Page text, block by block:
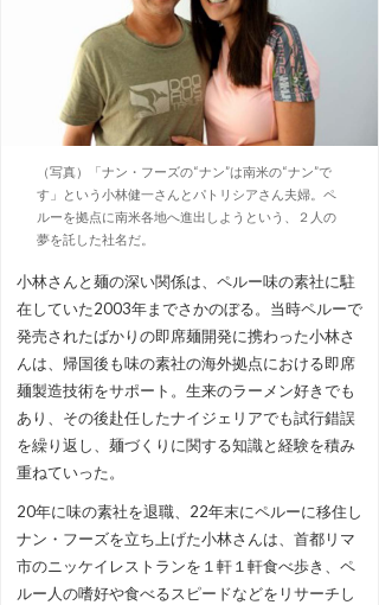
（写真）「ナン・フーズの“ナン”は南米の“ナン”で
す」という小林健一さんとパトリシアさん夫婦。ペ
ルーを拠点に南米各地へ進出しようという、２人の
夢を託した社名だ。
小林さんと麺の深い関係は、ペルー味の素社に駐
在していた2003年までさかのぼる。当時ペルーで
発売されたばかりの即席麺開発に携わった小林さ
んは、帰国後も味の素社の海外拠点における即席
麺製造技術をサポート。生来のラーメン好きでも
あり、その後赴任したナイジェリアでも試行錯誤
を繰り返し、麺づくりに関する知識と経験を積み
重ねていった。
20年に味の素社を退職、22年末にペルーに移住し
ナン・フーズを立ち上げた小林さんは、首都リマ
市のニッケイレストランを１軒１軒食べ歩き、ペ
ルー人の嗜好や食べるスピードなどをリサーチし